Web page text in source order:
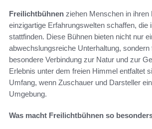
Freilichtbühnen ziehen Menschen in ihren
einzigartige Erfahrungswelten schaffen, die
stattfinden. Diese Bühnen bieten nicht nur
abwechslungsreiche Unterhaltung, sondern
besondere Verbindung zur Natur und zur
Erlebnis unter dem freien Himmel entfaltet
Umfang, wenn Zuschauer und Darsteller
Umgebung.
Was macht Freilichtbühnen so